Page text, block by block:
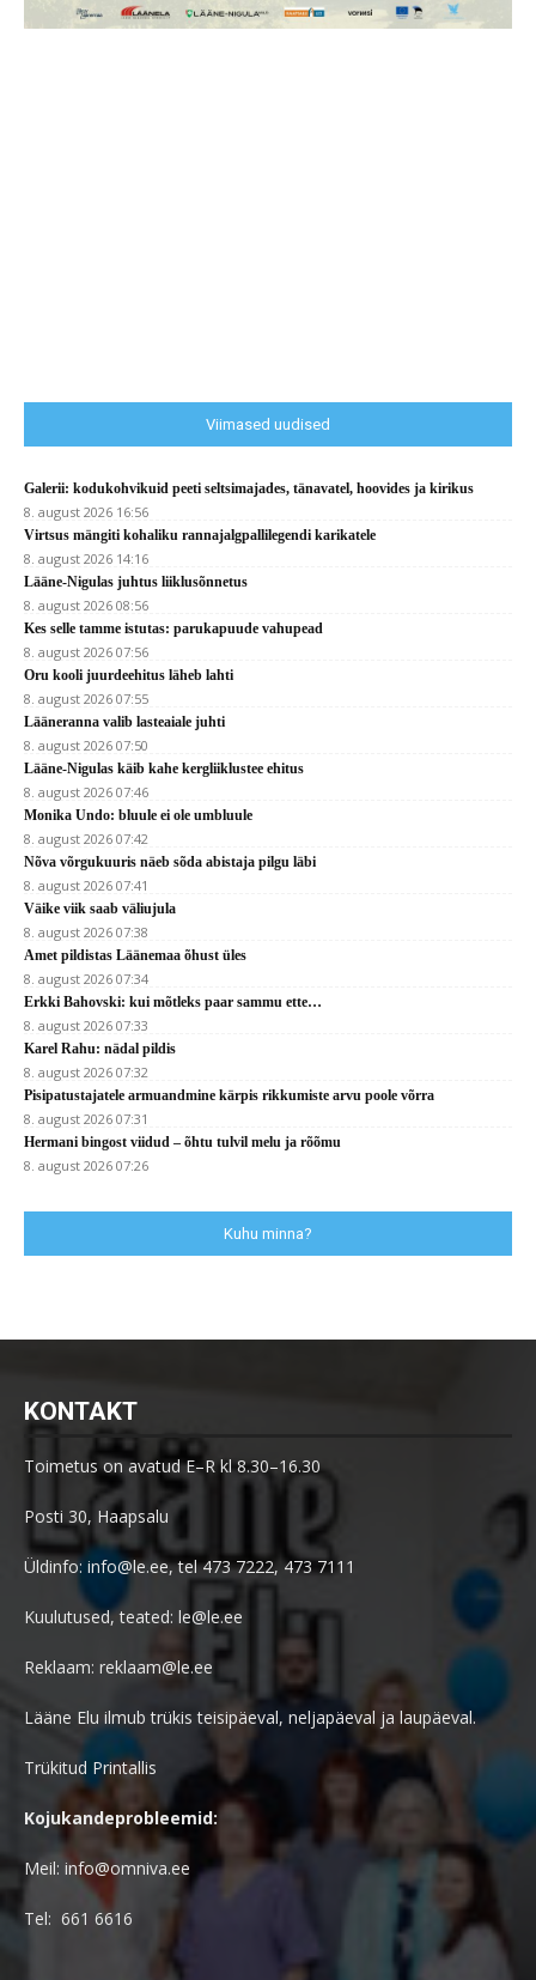
Viimased uudised
Galerii: kodukohvikuid peeti seltsimajades, tänavatel, hoovides ja kirikus
8. august 2026 16:56
Virtsus mängiti kohaliku rannajalgpallilegendi karikatele
8. august 2026 14:16
Lääne-Nigulas juhtus liiklusõnnetus
8. august 2026 08:56
Kes selle tamme istutas: parukapuude vahupead
8. august 2026 07:56
Oru kooli juurdeehitus läheb lahti
8. august 2026 07:55
Lääneranna valib lasteaiale juhti
8. august 2026 07:50
Lääne-Nigulas käib kahe kergliiklustee ehitus
8. august 2026 07:46
Monika Undo: bluule ei ole umbluule
8. august 2026 07:42
Nõva võrgukuuris näeb sõda abistaja pilgu läbi
8. august 2026 07:41
Väike viik saab väliujula
8. august 2026 07:38
Amet pildistas Läänemaa õhust üles
8. august 2026 07:34
Erkki Bahovski: kui mõtleks paar sammu ette…
8. august 2026 07:33
Karel Rahu: nädal pildis
8. august 2026 07:32
Pisipatustajatele armuandmine kärpis rikkumiste arvu poole võrra
8. august 2026 07:31
Hermani bingost viidud – õhtu tulvil melu ja rõõmu
8. august 2026 07:26
Kuhu minna?
KONTAKT
Toimetus on avatud E–R kl 8.30–16.30
Posti 30, Haapsalu
Üldinfo: info@le.ee, tel 473 7222, 473 7111
Kuulutused, teated: le@le.ee
Reklaam: reklaam@le.ee
Lääne Elu ilmub trükis teisipäeval, neljapäeval ja laupäeval.
Trükitud Printallis
Kojukandeprobleemid:
Meil: info@omniva.ee
Tel: 661 6616